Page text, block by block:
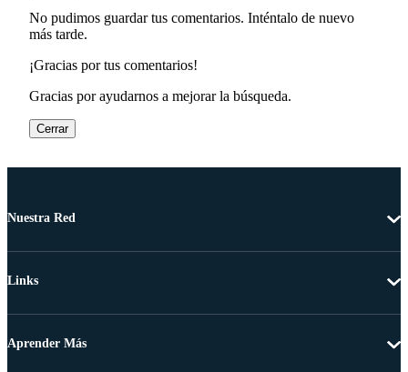
No pudimos guardar tus comentarios. Inténtalo de nuevo
más tarde.
¡Gracias por tus comentarios!
Gracias por ayudarnos a mejorar la búsqueda.
Cerrar
Nuestra Red
Links
Aprender Más